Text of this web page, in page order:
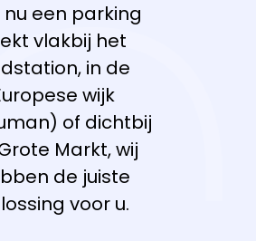
nu een parking
vlakbij het
in de
wijk
of dichtbij
Markt, wij
de juiste
voor u.